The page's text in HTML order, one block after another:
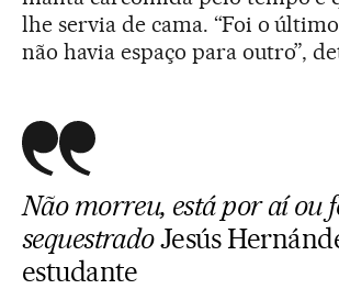
lhe servia de cama. “Foi o
não havia espaço para outro”,
Não morreu, está por aí ou
sequestradoJesús
estudante